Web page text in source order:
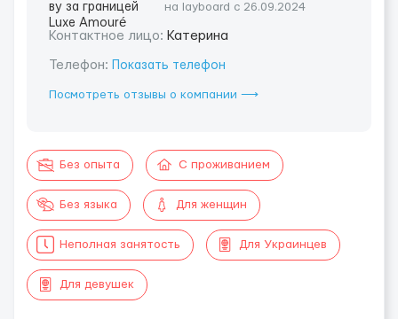
на layboard с 26.09.2024
Контактное лицо: Катерина
Телефон: Показать телефон
Посмотреть отзывы о компании ⟶
Без опыта С проживанием
Без языка Для женщин
Неполная занятость Для Украинцев
Для девушек